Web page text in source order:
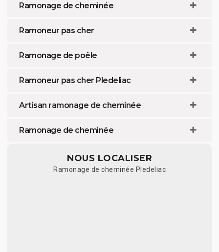
Ramonage de cheminée
Ramoneur pas cher
Ramonage de poêle
Ramoneur pas cher Pledeliac
Artisan ramonage de cheminée
Ramonage de cheminée
NOUS LOCALISER
Ramonage de cheminée Pledeliac